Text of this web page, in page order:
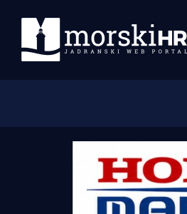
Morski plus